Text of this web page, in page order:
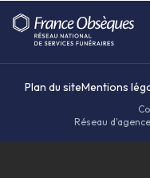
Plan du siteMentions
Réseau